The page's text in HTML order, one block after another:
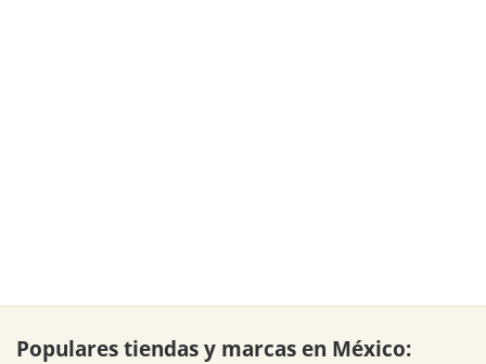
Populares tiendas y marcas en México: